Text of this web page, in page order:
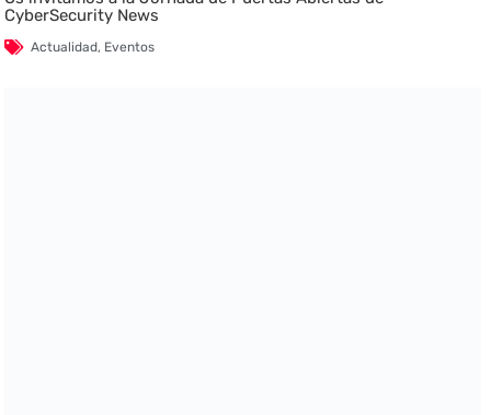
CyberSecurity News
Actualidad, Eventos